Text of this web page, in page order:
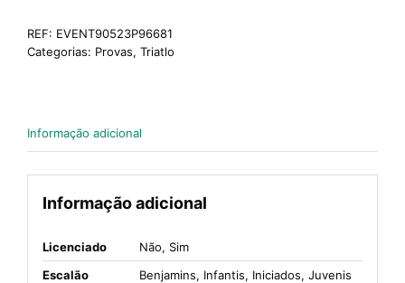
REF: EVENT90523P96681
Categorias: Provas, Triatlo
Informação adicional
Informação adicional
Licenciado
Não, Sim
Escalão
Benjamins, Infantis, Iniciados, Juvenis